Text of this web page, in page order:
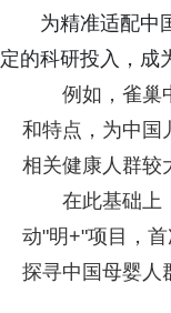
为精准适配中
定的科研投入，成
例如，雀巢
和特点，为中国
相关健康人群较
在此基础上
动"明+"项目，
探寻中国母婴人